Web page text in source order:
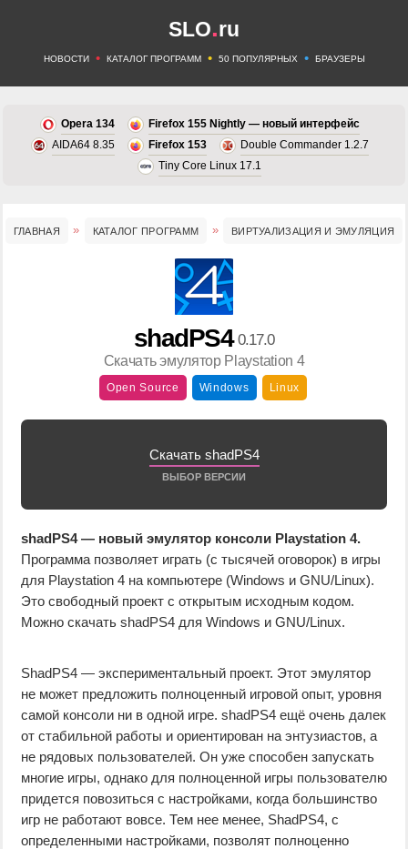
SLO.ru
НОВОСТИ • КАТАЛОГ ПРОГРАММ • 50 ПОПУЛЯРНЫХ • БРАУЗЕРЫ
Opera 134
Firefox 155 Nightly — новый интерфейс
AIDA64 8.35
Firefox 153
Double Commander 1.2.7
Tiny Core Linux 17.1
ГЛАВНАЯ КАТАЛОГ ПРОГРАММ ВИРТУАЛИЗАЦИЯ И ЭМУЛЯЦИЯ
shadPS4 0.17.0
Скачать эмулятор Playstation 4
Open Source Windows Linux
Скачать shadPS4
ВЫБОР ВЕРСИИ
shadPS4 — новый эмулятор консоли Playstation 4.
Программа позволяет играть (с тысячей оговорок) в игры
для Playstation 4 на компьютере (Windows и GNU/Linux).
Это свободный проект с открытым исходным кодом.
Можно скачать shadPS4 для Windows и GNU/Linux.
ShadPS4 — экспериментальный проект. Этот эмулятор
не может предложить полноценный игровой опыт, уровня
самой консоли ни в одной игре. shadPS4 ещё очень далек
от стабильной работы и ориентирован на энтузиастов, а
не рядовых пользователей. Он уже способен запускать
многие игры, однако для полноценной игры пользователю
придется повозиться с настройками, когда большинство
игр не работают вовсе. Тем нее менее, ShadPS4, с
определенными настройками, позволят полноценно